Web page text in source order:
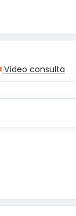
Vídeo consulta